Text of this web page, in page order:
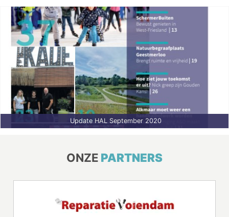
Update HAL September 2020
ONZE PARTNERS